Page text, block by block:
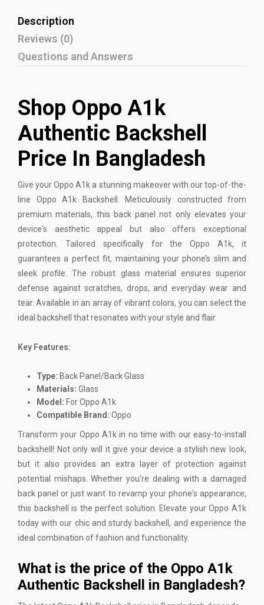
Description
Reviews (0)
Questions and Answers
Shop Oppo A1k
Authentic Backshell
Price In Bangladesh
Give yourOppo A1k a stunning makeover with our top-of-the-
line Oppo A1k Backshell. Meticulously constructed from
premium materials, this back panel not only elevates your
device's aesthetic appeal but also offers exceptional
protection. Tailored specifically for the Oppo A1k, it
guarantees a perfect fit, maintaining your phone’s slim and
sleek profile. The robust glass material ensures superior
defense against scratches, drops, and everyday wear and
tear. Available in an array of vibrant colors, you can select the
ideal backshell that resonates with your style and flair.
Key Features:
Type: Back Panel/Back Glass
Materials: Glass
Model: For Oppo A1k
Compatible Brand: Oppo
Transform your Oppo A1k in no time with our easy-to-install
backshell! Not only will it give your device a stylish new look,
but it also provides an extra layer of protection against
potential mishaps. Whether you're dealing with a damaged
back panel or just want to revamp your phone's appearance,
this backshell is the perfect solution. Elevate your Oppo A1k
today with our chic and sturdy backshell, and experience the
ideal combination of fashion and functionality.
What is the price of the Oppo A1k
Authentic Backshell in Bangladesh?